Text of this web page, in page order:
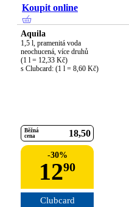
Koupit online
Aquila
1,5 l, pramenitá voda
neochucená, více druhů
(1 l = 12,33 Kč)
s Clubcard: (1 l = 8,60 Kč)
Běžná
cena
18 50
-30%
1290
Clubcard